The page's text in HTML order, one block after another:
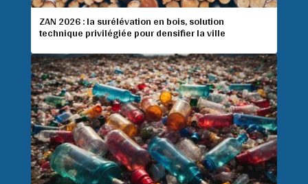
ZAN 2026 : la surélévation en bois, solution
technique privilégiée pour densifier la ville